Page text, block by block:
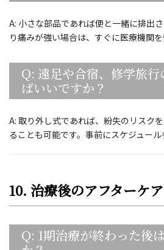
A: 小さな部品であれば便と一緒に排出
り痛みが強い場合は、すぐに医療機関を
Q: 遠足や合宿、修学旅
ばいいですか？
A: 取り外し式であれば、紛失のリスク
ることも可能です。事前にスケジュール
10. 治療後のアフターケア
Q: 1期治療が終わった後